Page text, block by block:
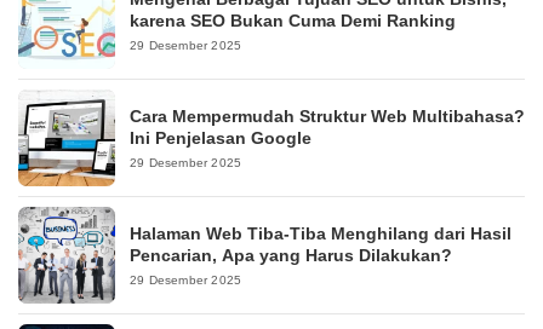
karena SEO Bukan Cuma Demi Ranking
29 Desember 2025
Cara Mempermudah Struktur Web Multibahasa?
Ini Penjelasan Google
29 Desember 2025
Halaman Web Tiba-Tiba Menghilang dari Hasil
Pencarian, Apa yang Harus Dilakukan?
29 Desember 2025